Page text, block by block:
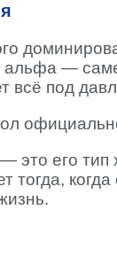
—
всё под
это его тип
тогда,